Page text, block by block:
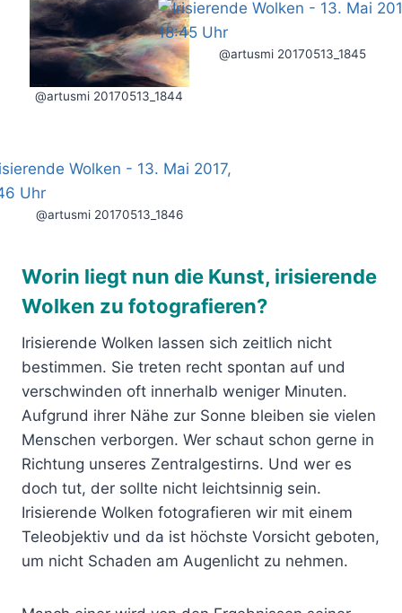
@artusmi 20170513_1844
@artusmi 20170513_1845
@artusmi 20170513_1846
Worin liegt nun die Kunst, irisierende
Wolken zu fotografieren?
Irisierende Wolken lassen sich zeitlich nicht
bestimmen. Sie treten recht spontan auf und
verschwinden oft innerhalb weniger Minuten.
Aufgrund ihrer Nähe zur Sonne bleiben sie vielen
Menschen verborgen. Wer schaut schon gerne in
Richtung unseres Zentralgestirns. Und wer es
doch tut, der sollte nicht leichtsinnig sein.
Irisierende Wolken fotografieren wir mit einem
Teleobjektiv und da ist höchste Vorsicht geboten,
um nicht Schaden am Augenlicht zu nehmen.